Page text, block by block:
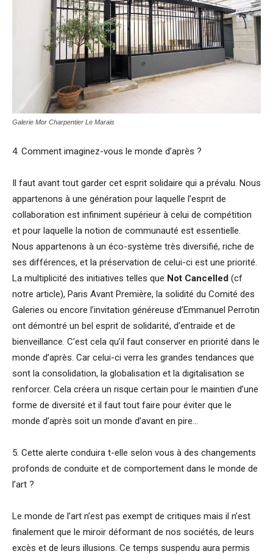
Galerie Mor Charpentier Le Marais
4. Comment imaginez-vous le monde d’après ?
Il faut avant tout garder cet esprit solidaire qui a prévalu. Nous
appartenons à une génération pour laquelle l’esprit de
collaboration est infiniment supérieur à celui de compétition
et pour laquelle la notion de communauté est essentielle.
Nous appartenons à un éco-système très diversifié, riche de
ses différences, et la préservation de celui-ci est une priorité.
La multiplicité des initiatives telles que Not Cancelled (cf
notre article), Paris Avant Première, la solidité du Comité des
Galeries ou encore l’invitation généreuse d’Emmanuel Perrotin
ont démontré un bel esprit de solidarité, d’entraide et de
bienveillance. C’est cela qu’il faut conserver en priorité dans le
monde d’après. Car celui-ci verra les grandes tendances que
sont la consolidation, la globalisation et la digitalisation se
renforcer. Cela créera un risque certain pour le maintien d’une
forme de diversité et il faut tout faire pour éviter que le
monde d’après soit un monde d’avant en pire…
5. Cette alerte conduira t-elle selon vous à des changements
profonds de conduite et de comportement dans le monde de
l’art ?
Le monde de l’art n’est pas exempt de critiques mais il n’est
finalement que le miroir déformant de nos sociétés, de leurs
excès et de leurs illusions. Ce temps suspendu aura permis